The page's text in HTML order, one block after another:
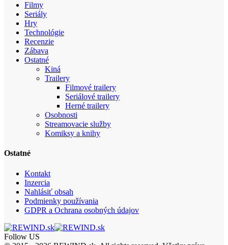
Filmy
Seriály
Hry
Technológie
Recenzie
Zábava
Ostatné
Kiná
Trailery
Filmové trailery
Seriálové trailery
Herné trailery
Osobnosti
Streamovacie služby
Komiksy a knihy
Ostatné
Kontakt
Inzercia
Nahlásiť obsah
Podmienky používania
GDPR a Ochrana osobných údajov
Follow US